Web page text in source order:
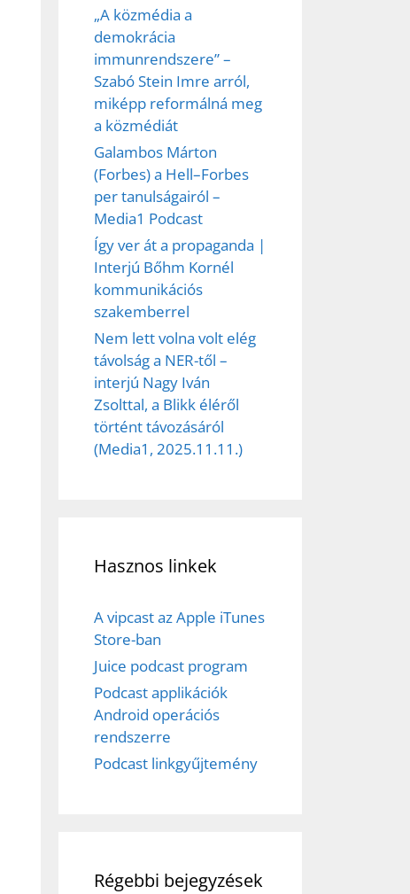
„A közmédia a
demokrácia
immunrendszere” –
Szabó Stein Imre arról,
miképp reformálná meg
a közmédiát
Galambos Márton
(Forbes) a Hell–Forbes
per tanulságairól –
Media1 Podcast
Így ver át a propaganda |
Interjú Bőhm Kornél
kommunikációs
szakemberrel
Nem lett volna volt elég
távolság a NER-től –
interjú Nagy Iván
Zsolttal, a Blikk éléről
történt távozásáról
(Media1, 2025.11.11.)
Hasznos linkek
A vipcast az Apple iTunes
Store-ban
Juice podcast program
Podcast applikációk
Android operációs
rendszerre
Podcast linkgyűjtemény
Régebbi bejegyzések